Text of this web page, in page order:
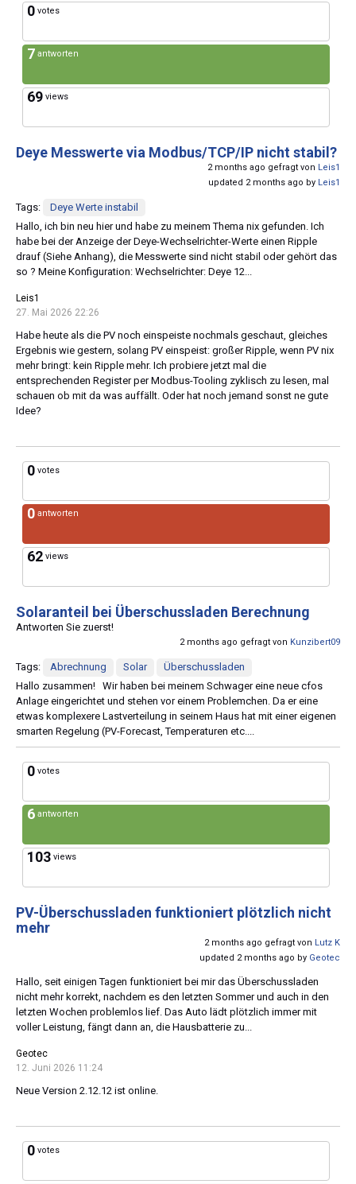
0 votes
7 antworten
69 views
Deye Messwerte via Modbus/TCP/IP nicht stabil?
2 months ago gefragt von Leis1
updated 2 months ago by Leis1
Tags:
Deye Werte instabil
Hallo, ich bin neu hier und habe zu meinem Thema nix gefunden. Ich
habe bei der Anzeige der Deye-Wechselrichter-Werte einen Ripple
drauf (Siehe Anhang), die Messwerte sind nicht stabil oder gehört das
so ? Meine Konfiguration: Wechselrichter: Deye 12...
Leis1
27. Mai 2026 22:26
Habe heute als die PV noch einspeiste nochmals geschaut, gleiches
Ergebnis wie gestern, solang PV einspeist: großer Ripple, wenn PV nix
mehr bringt: kein Ripple mehr. Ich probiere jetzt mal die
entsprechenden Register per Modbus-Tooling zyklisch zu lesen, mal
schauen ob mit da was auffällt. Oder hat noch jemand sonst ne gute
Idee?
0 votes
0 antworten
62 views
Solaranteil bei Überschussladen Berechnung
Antworten Sie zuerst!
2 months ago gefragt von Kunzibert09
Tags: Abrechnung Solar
Überschussladen
Hallo zusammen! Wir haben bei meinem Schwager eine neue cfos
Anlage eingerichtet und stehen vor einem Problemchen. Da er eine
etwas komplexere Lastverteilung in seinem Haus hat mit einer eigenen
smarten Regelung (PV-Forecast, Temperaturen etc....
0 votes
6 antworten
103 views
PV-Überschussladen funktioniert plötzlich nicht
mehr
2 months ago gefragt von Lutz K
updated 2 months ago by Geotec
Hallo, seit einigen Tagen funktioniert bei mir das Überschussladen
nicht mehr korrekt, nachdem es den letzten Sommer und auch in den
letzten Wochen problemlos lief. Das Auto lädt plötzlich immer mit
voller Leistung, fängt dann an, die Hausbatterie zu...
Geotec
12. Juni 2026 11:24
Neue Version 2.12.12 ist online.
0 votes